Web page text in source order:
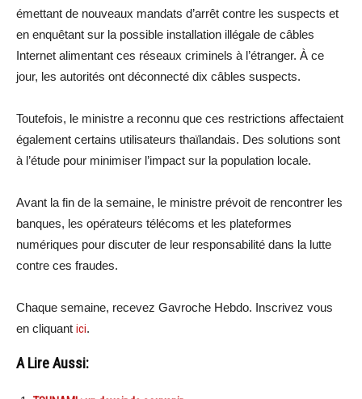
émettant de nouveaux mandats d’arrêt contre les suspects et
en enquêtant sur la possible installation illégale de câbles
Internet alimentant ces réseaux criminels à l’étranger. À ce
jour, les autorités ont déconnecté dix câbles suspects.
Toutefois, le ministre a reconnu que ces restrictions affectaient
également certains utilisateurs thaïlandais. Des solutions sont
à l’étude pour minimiser l’impact sur la population locale.
Avant la fin de la semaine, le ministre prévoit de rencontrer les
banques, les opérateurs télécoms et les plateformes
numériques pour discuter de leur responsabilité dans la lutte
contre ces fraudes.
Chaque semaine, recevez Gavroche Hebdo. Inscrivez vous
en cliquant ici.
A Lire Aussi: